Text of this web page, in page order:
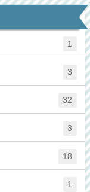
1
3
32
3
18
1